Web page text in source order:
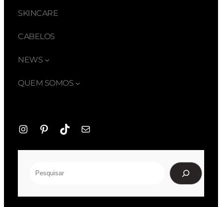
SKINCARE
CABELOS
NEWS
QUEM SOMOS
InstagramPinterestTikTokE-